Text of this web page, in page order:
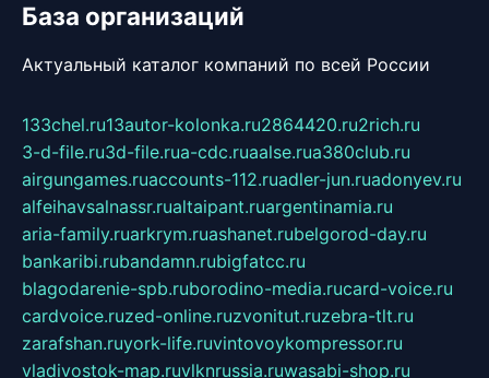
База организаций
Актуальный каталог компаний по всей России
133chel.ru13autor-kolonka.ru2864420.ru2rich.ru
3-d-file.ru3d-file.rua-cdc.ruaalse.rua380club.ru
airgungames.ruaccounts-112.ruadler-jun.ruadonyev.ru
alfeihavsalnassr.rualtaipant.ruargentinamia.ru
aria-family.ruarkrym.ruashanet.rubelgorod-day.ru
bankaribi.rubandamn.rubigfatcc.ru
blagodarenie-spb.ruborodino-media.rucard-voice.ru
cardvoice.ruzed-online.ruzvonitut.ruzebra-tlt.ru
zarafshan.ruyork-life.ruvintovoykompressor.ru
vladivostok-map.ruvlknrussia.ruwasabi-shop.ru